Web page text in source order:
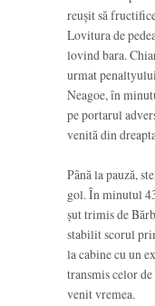
reușit să
Lovitura de
lovind bara.
urmat
Neagoe, în
pe portarul
venită din
Până la pauză,
gol. În minutul
șut trimis de
stabilit scorul
la cabine cu un
transmis celor
venit vremea.